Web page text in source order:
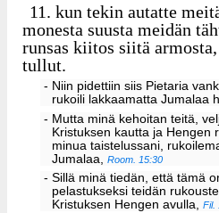
11. kun tekin autatte
monesta suusta meidän
runsas kiitos siitä
tullut.
- Niin pidettiin siis Pietaria
rukoili lakkaamatta Jumalaa
- Mutta minä kehoitan teitä,
Kristuksen kautta ja Hengen
minua taistelussani,
Jumalaa,Room. 15:30
- Sillä minä tiedän, että tämä
pelastukseksi teidän
Kristuksen Hengen avulla,Fil.